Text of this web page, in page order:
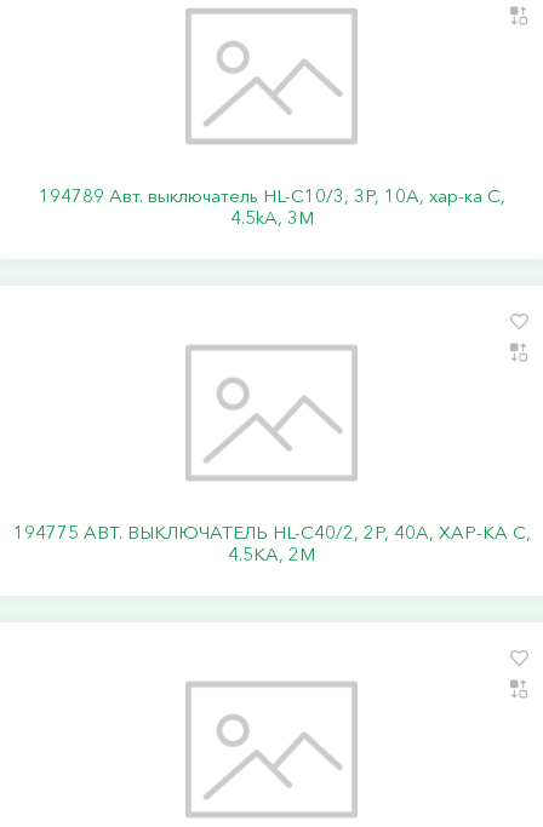
194789 Авт. выключатель HL-C10/3, 3P, 10A, хар-ка C,
4.5kA, 3M
194775 АВТ. ВЫКЛЮЧАТЕЛЬ HL-C40/2, 2P, 40A, ХАР-КА C,
4.5KA, 2M